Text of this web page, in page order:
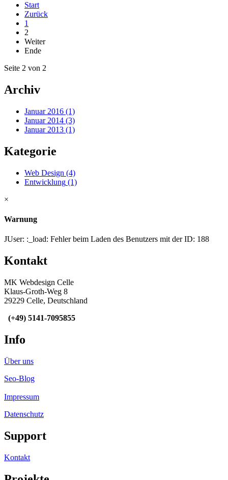
Start
Zurück
1
2
Weiter
Ende
Seite 2 von 2
Archiv
Januar 2016 (1)
Januar 2014 (3)
Januar 2013 (1)
Kategorie
Web Design (4)
Entwicklung (1)
×
Warnung
JUser: :_load: Fehler beim Laden des Benutzers mit der ID: 188
Kontakt
MK Webdesign Celle
Klaus-Groth-Weg 8
29229 Celle, Deutschland
(+49) 5141-7095855
Info
Über uns
Seo-Blog
Impressum
Datenschutz
Support
Kontakt